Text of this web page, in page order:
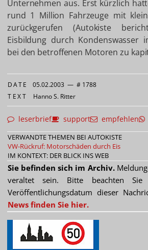
Unternehmen aus. Erst kürzlich
rund 1 Million Fahrzeuge mit
zurückgerufen (Autokiste
Eisbildung durch Kondenswasser
bei den betroffenen Motoren zu
DATE 05.02.2003 — # 1788
TEXT Hanno S. Ritter
leserbrief support empfehlen
VERWANDTE THEMEN BEI AUTOKISTE
VW-Rückruf: Motorschäden durch Eis
IM KONTEXT: DER BLICK INS WEB
Sie befinden sich im Archiv.
veraltet sein. Bitte beachten Sie
Veröffentlichungsdatum dieser
News finden Sie hier.